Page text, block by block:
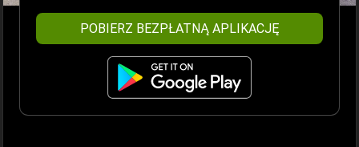
POBIERZ BEZPŁATNĄ APLIKACJĘ